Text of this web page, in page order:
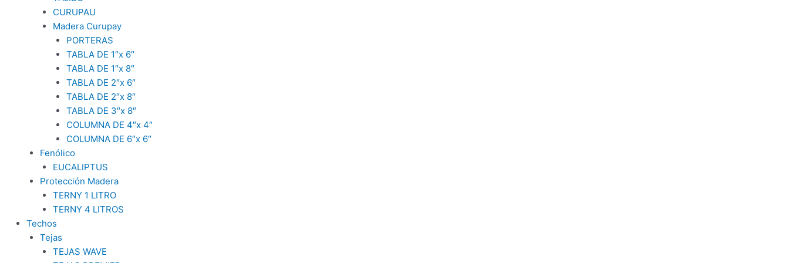
CURUPAU
Madera Curupay
PORTERAS
TABLA DE 1″x 6″
TABLA DE 1″x 8″
TABLA DE 2″x 6″
TABLA DE 2″x 8″
TABLA DE 3″x 8″
COLUMNA DE 4″x 4″
COLUMNA DE 6″x 6″
Fenólico
EUCALIPTUS
Protección Madera
TERNY 1 LITRO
TERNY 4 LITROS
Techos
Tejas
TEJAS WAVE